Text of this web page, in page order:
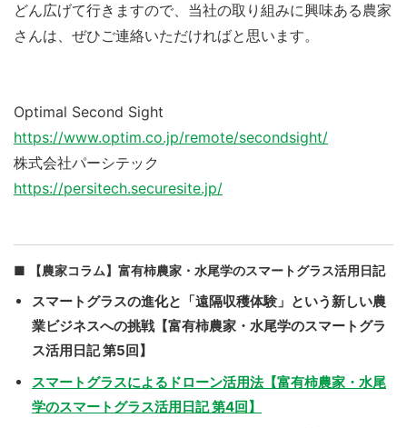
どん広げて行きますので、当社の取り組みに興味ある農家
さんは、ぜひご連絡いただければと思います。
Optimal Second Sight
https://www.optim.co.jp/remote/secondsight/
株式会社パーシテック
https://persitech.securesite.jp/
【農家コラム】富有柿農家・水尾学のスマートグラス活用日記
スマートグラスの進化と「遠隔収穫体験」という新しい農
業ビジネスへの挑戦【富有柿農家・水尾学のスマートグラ
ス活用日記 第5回】
スマートグラスによるドローン活用法【富有柿農家・水尾
学のスマートグラス活用日記 第4回】